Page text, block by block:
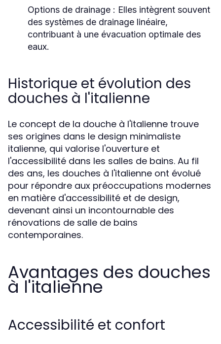
Options de drainage : Elles intègrent souvent
des systèmes de drainage linéaire,
contribuant à une évacuation optimale des
eaux.
Historique et évolution des
douches à l'italienne
Le concept de la douche à l'italienne trouve
ses origines dans le design minimaliste
italienne, qui valorise l'ouverture et
l'accessibilité dans les salles de bains. Au fil
des ans, les douches à l'italienne ont évolué
pour répondre aux préoccupations modernes
en matière d'accessibilité et de design,
devenant ainsi un incontournable des
rénovations de salle de bains
contemporaines.
Avantages des douches
à l'italienne
Accessibilité et confort